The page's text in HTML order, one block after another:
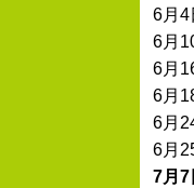
6月
6月
6月
6月
6月
6月
7月